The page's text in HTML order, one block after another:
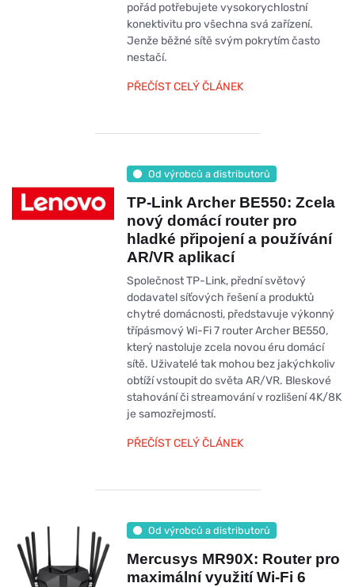
pořád potřebujete vysokorychlostní
konektivitu pro všechna svá zařízení.
Jenže běžné sítě svým pokrytím často
nestačí.
PŘEČÍST CELÝ ČLÁNEK
Od výrobců a distributorů
TP-Link Archer BE550: Zcela
nový domácí router pro
hladké připojení a používání
AR/VR aplikací
Společnost TP-Link, přední světový
dodavatel síťových řešení a produktů
chytré domácnosti, představuje výkonný
třípásmový Wi-Fi 7 router Archer BE550,
který nastoluje zcela novou éru domácí
sítě. Uživatelé tak mohou bez jakýchkoliv
obtíží vstoupit do světa AR/VR. Bleskové
stahování či streamování v rozlišení 4K/8K
je samozřejmostí.
PŘEČÍST CELÝ ČLÁNEK
Od výrobců a distributorů
Mercusys MR90X: Router pro
maximální využití Wi-Fi 6